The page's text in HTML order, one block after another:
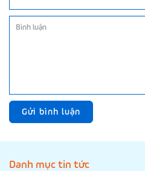
Gửi bình luận
Danh mục tin tức